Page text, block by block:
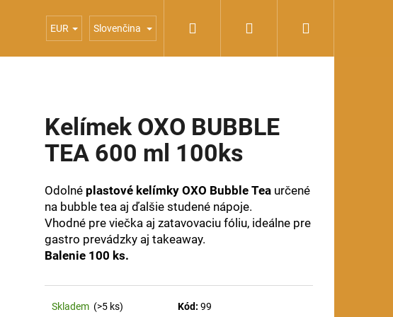
Příslušenství Sady OXO Sirupy
EUR Slovenčina Prihlásenie
Kelímek OXO BUBBLE
TEA 600 ml 100ks
Odolné plastové kelímky OXO Bubble Tea určené
na bubble tea aj ďalšie studené nápoje.
Vhodné pre viečka aj zatavovaciu fóliu, ideálne pre
gastro prevádzky aj takeaway.
Balenie 100 ks.
Skladem (>5 ks) Kód: 99